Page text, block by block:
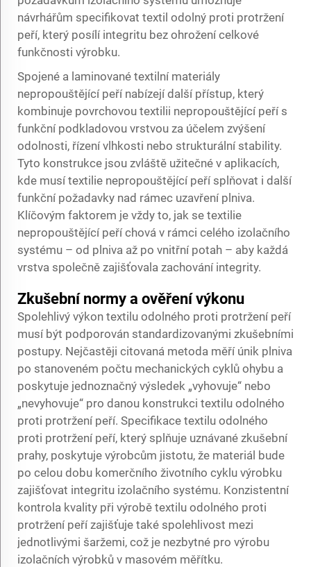
návrhářům specifikovat textil odolný proti protržení
peří, který posílí integritu bez ohrožení celkové
funkčnosti výrobku.
Spojené a laminované textilní materiály
nepropouštějící peří nabízejí další přístup, který
kombinuje povrchovou textilii nepropouštějící peří s
funkční podkladovou vrstvou za účelem zvýšení
odolnosti, řízení vlhkosti nebo strukturální stability.
Tyto konstrukce jsou zvláště užitečné v aplikacích,
kde musí textilie nepropouštějící peří splňovat i další
funkční požadavky nad rámec uzavření plniva.
Klíčovým faktorem je vždy to, jak se textilie
nepropouštějící peří chová v rámci celého izolačního
systému – od plniva až po vnitřní potah – aby každá
vrstva společně zajišťovala zachování integrity.
Zkušební normy a ověření výkonu
Spolehlivý výkon textilu odolného proti protržení peří
musí být podporován standardizovanými zkušebními
postupy. Nejčastěji citovaná metoda měří únik plniva
po stanoveném počtu mechanických cyklů ohybu a
poskytuje jednoznačný výsledek „vyhovuje“ nebo
„nevyhovuje“ pro danou konstrukci textilu odolného
proti protržení peří. Specifikace textilu odolného
proti protržení peří, který splňuje uznávané zkušební
prahy, poskytuje výrobcům jistotu, že materiál bude
po celou dobu komerčního životního cyklu výrobku
zajišťovat integritu izolačního systému. Konzistentní
kontrola kvality při výrobě textilu odolného proti
protržení peří zajišťuje také spolehlivost mezi
jednotlivými šaržemi, což je nezbytné pro výrobu
izolačních výrobků v masovém měřítku.